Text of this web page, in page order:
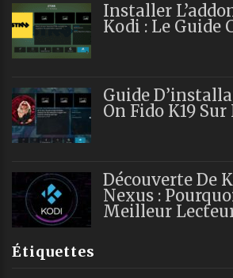
Installer
Kodi : Le Guide
Guide
On Fido K19 Sur
Découverte De
Nexus :
Meilleur
Étiquettes